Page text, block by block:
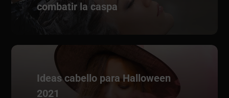
combatir la caspa
Ideas cabello para Halloween
2021